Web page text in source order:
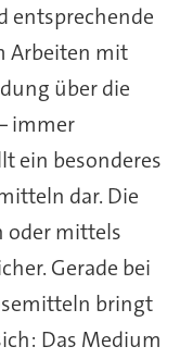
entsprechende
Arbeiten mit
über die
immer
ein besonderes
dar. Die
oder mittels
Gerade bei
bringt
Das Medium